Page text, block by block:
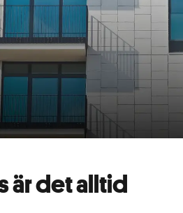
Läs mer
är det alltid